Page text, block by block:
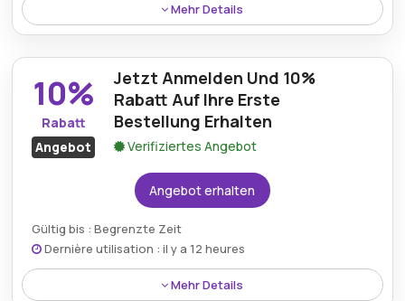
Mehr Details
Bestellungen über 70€ bei Monbento.de beinhalten
eine kostenlose Mini-Grafik-Papiertüte, die jedem
Kauf Stil und Funktion verleiht.
10%
Rabatt
Angebot
Jetzt Anmelden Und 10%
Rabatt Auf Ihre Erste
Bestellung Erhalten
Verifiziertes Angebot
Angebot erhalten
Gültig bis : Begrenzte Zeit
Dernière utilisation : il y a 12 heures
Mehr Details